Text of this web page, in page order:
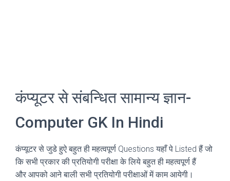
कंप्यूटर से संबन्धित सामान्य ज्ञान-
Computer GK In Hindi
कंप्यूटर से जुडे हुऐ बहुत ही महत्वपूर्ण Questions यहाँ पे Listed हैं जो
कि सभी प्रकार की प्रतियोगी परीक्षा के लिये बहुत ही महत्वपूर्ण हैं
और आपको आने बाली सभी प्रतियोगी परीक्षाओं में काम आयेगी।